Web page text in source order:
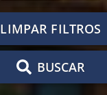
LIMPAR FILTROS
BUSCAR